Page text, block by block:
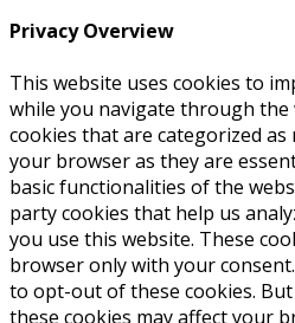
Privacy Overview
This website uses cookies to
while you navigate through the
cookies that are categorized as
your browser as they are
basic functionalities of the
party cookies that help us
you use this website. These
browser only with your
to opt-out of these cookies.
these cookies may affect your